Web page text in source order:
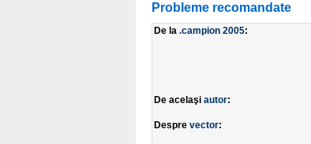
Probleme recomandate
De la .campion 2005:
De acelaşi autor:
Despre vector: